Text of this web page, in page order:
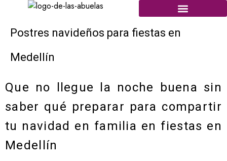
Postres navideños para fiestas en
Medellín
Que no llegue la noche buena sin
saber qué preparar para compartir
tu navidad en familia en fiestas en
Medellín